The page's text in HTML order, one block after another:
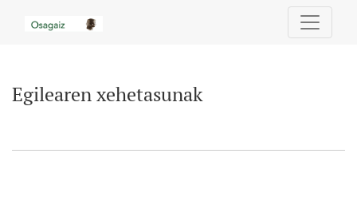
Egilearen xehetasunak